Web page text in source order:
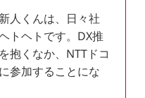
人くんは、日々社
トヘトです。DX推
抱くなか、NTTドコ
参加することにな